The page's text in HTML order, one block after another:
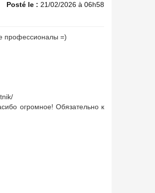
Posté le : 21/02/2026 à 06h58
профессионалы =)
огромное! Обязательно к